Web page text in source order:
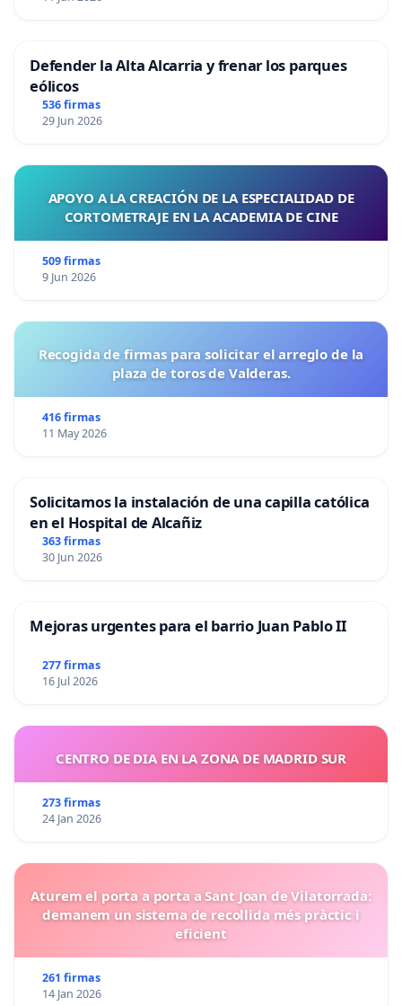
Defender la Alta Alcarria y frenar los parques
eólicos
536 firmas
29 Jun 2026
APOYO A LA CREACIÓN DE LA ESPECIALIDAD DE
CORTOMETRAJE EN LA ACADEMIA DE CINE
509 firmas
9 Jun 2026
Recogida de firmas para solicitar el arreglo de la
plaza de toros de Valderas.
416 firmas
11 May 2026
Solicitamos la instalación de una capilla católica
en el Hospital de Alcañiz
363 firmas
30 Jun 2026
Mejoras urgentes para el barrio Juan Pablo II
277 firmas
16 Jul 2026
CENTRO DE DIA EN LA ZONA DE MADRID SUR
273 firmas
24 Jan 2026
Aturem el porta a porta a Sant Joan de Vilatorrada:
demanem un sistema de recollida més pràctic i
eficient
261 firmas
14 Jan 2026